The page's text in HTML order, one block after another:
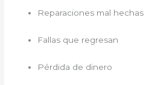
Reparaciones mal hechas
Fallas que regresan
Pérdida de dinero